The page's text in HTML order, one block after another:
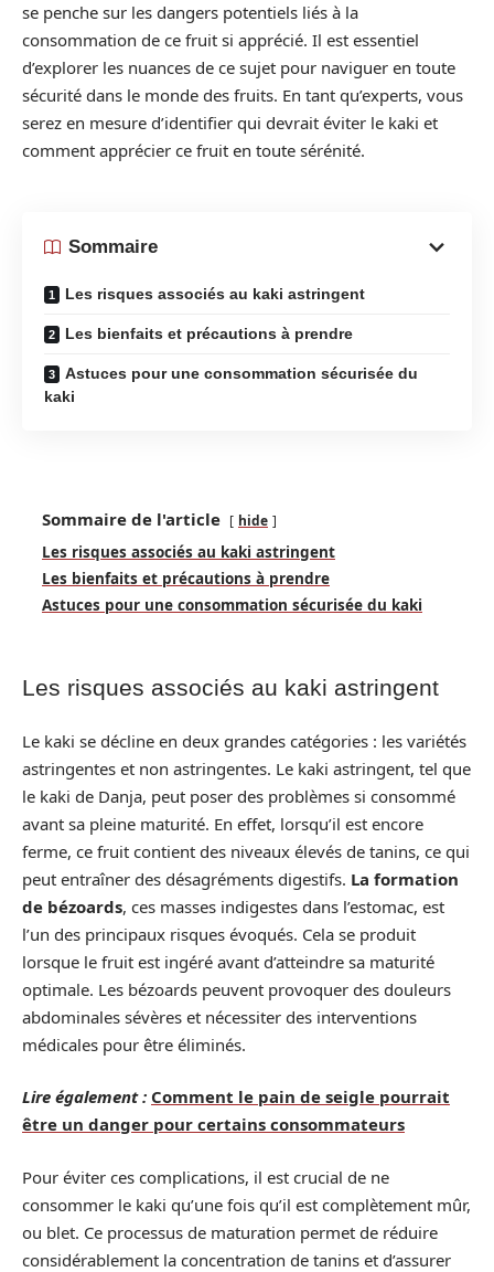
se penche sur les dangers potentiels liés à la
consommation de ce fruit si apprécié. Il est essentiel
d’explorer les nuances de ce sujet pour naviguer en toute
sécurité dans le monde des fruits. En tant qu’experts, vous
serez en mesure d’identifier qui devrait éviter le kaki et
comment apprécier ce fruit en toute sérénité.
Sommaire
Les risques associés au kaki astringent
Les bienfaits et précautions à prendre
Astuces pour une consommation sécurisée du
kaki
Sommaire de l'article hide
Les risques associés au kaki astringent
Les bienfaits et précautions à prendre
Astuces pour une consommation sécurisée du kaki
Les risques associés au kaki astringent
Le kaki se décline en deux grandes catégories : les variétés
astringentes et non astringentes. Le kaki astringent, tel que
le kaki de Danja, peut poser des problèmes si consommé
avant sa pleine maturité. En effet, lorsqu’il est encore
ferme, ce fruit contient des niveaux élevés de tanins, ce qui
peut entraîner des désagréments digestifs. La formation
de bézoards, ces masses indigestes dans l’estomac, est
l’un des principaux risques évoqués. Cela se produit
lorsque le fruit est ingéré avant d’atteindre sa maturité
optimale. Les bézoards peuvent provoquer des douleurs
abdominales sévères et nécessiter des interventions
médicales pour être éliminés.
Lire également : Comment le pain de seigle pourrait
être un danger pour certains consommateurs
Pour éviter ces complications, il est crucial de ne
consommer le kaki qu’une fois qu’il est complètement mûr,
ou blet. Ce processus de maturation permet de réduire
considérablement la concentration de tanins et d’assurer